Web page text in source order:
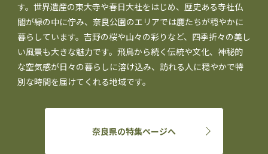
す。世界遺産の東大寺や春日大社をはじめ、歴史ある寺社仏
閣が緑の中に佇み、奈良公園のエリアでは鹿たちが穏やかに
暮らしています。吉野の桜や山々の彩りなど、四季折々の美し
い風景も大きな魅力です。飛鳥から続く伝統や文化、神秘的
な空気感が日々の暮らしに溶け込み、訪れる人に穏やかで特
別な時間を届けてくれる地域です。
奈良県の特集ページへ